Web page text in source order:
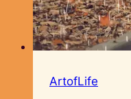
ArtofLife